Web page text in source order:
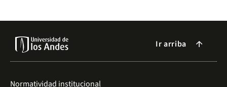
Ir arriba arrow_forward
Normatividad institucional